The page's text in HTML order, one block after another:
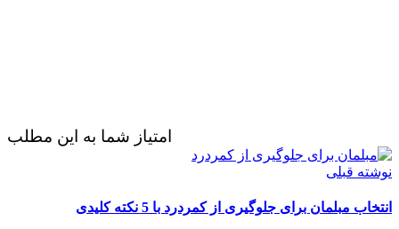
امتیاز شما به این مطلب
نوشته قبلی
انتخاب مبلمان برای جلوگیری از کمردرد با 5 نکته کلیدی